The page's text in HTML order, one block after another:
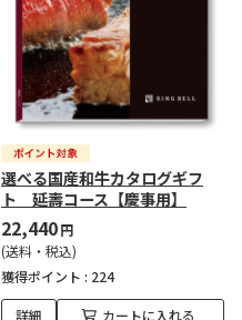
選べる国産和牛カタログギフ
ト 延壽コース【慶事用】
22,440円
(送料・税込)
獲得ポイント : 224
詳細 カートに入れる